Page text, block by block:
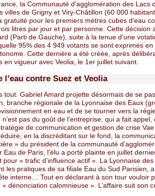
la Communauté d’agglomération des Lacs
villes de Grigny et Viry-Châtillon (60 000
gratuité pour les premiers mètres cubes d’eau
litres par jour et par personne. Cette décision
(Parti de Gauche), suite à la tenue d’une
95% des 4 949 votants se sont exprimés
Cette dernière a été créée, après
en vigueur avec Veolia, le 1er juillet suivant.
l’eau contre Suez et Veolia
tout. Gabriel Amard projette désormais de se
branche régionale de la Lyonnaise des Eaux
en eau et de se tourner vers la
n’est pas du goût de l’entreprise, qui a fait
de communication et gestion de crise
en la discréditant sur le fond, la
» du président de la communauté
Eau de Paris, l’élu a porté plainte en juillet
pour « trafic d’influence actif ». La Lyonnaise
les pratiques de sa filiale Eau du Sud Parisien,
interne… Tout en déclarant à son tour vouloir
dénonciation calomnieuse ». L’affaire suit son